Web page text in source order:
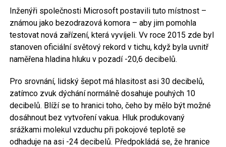
Inženýři společnosti Microsoft postavili tuto místnost –
známou jako bezodrazová komora – aby jim pomohla
testovat nová zařízení, která vyvíjeli. Vv roce 2015 zde byl
stanoven oficiální světový rekord v tichu, když byla uvnitř
naměřena hladina hluku v pozadí -20,6 decibelů.
Pro srovnání, lidský šepot má hlasitost asi 30 decibelů,
zatímco zvuk dýchání normálně dosahuje pouhých 10
decibelů. Blíží se to hranici toho, čeho by mělo být možné
dosáhnout bez vytvoření vakua. Hluk produkovaný
srážkami molekul vzduchu při pokojové teplotě se
odhaduje na asi -24 decibelů. Předpokládá se, že hranice